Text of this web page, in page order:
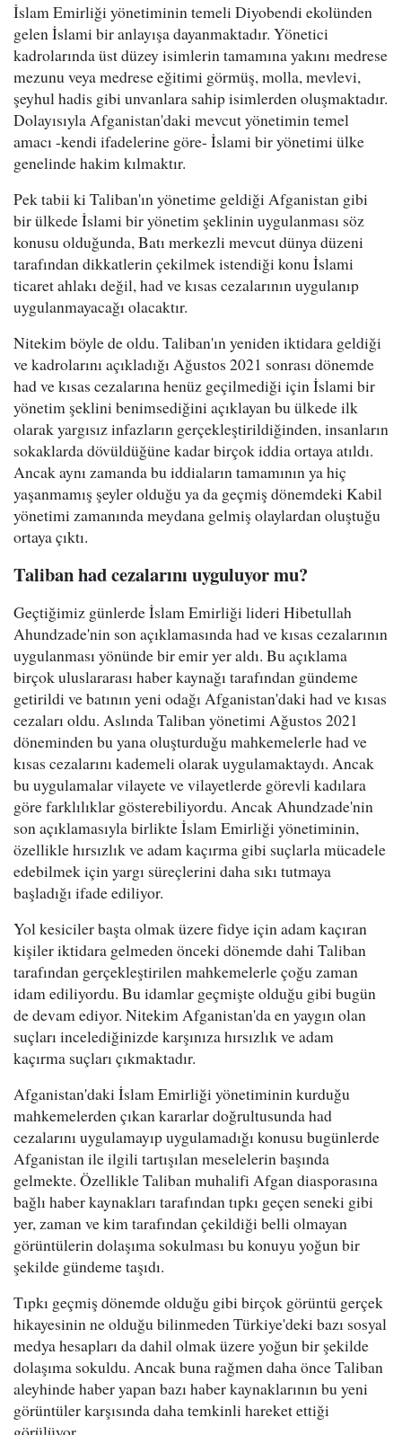
İslam Emirliği yönetiminin temeli Diyobendi ekolünden
gelen İslami bir anlayışa dayanmaktadır. Yönetici
kadrolarında üst düzey isimlerin tamamına yakını medrese
mezunu veya medrese eğitimi görmüş, molla, mevlevi,
şeyhul hadis gibi unvanlara sahip isimlerden oluşmaktadır.
Dolayısıyla Afganistan'daki mevcut yönetimin temel
amacı -kendi ifadelerine göre- İslami bir yönetimi ülke
genelinde hakim kılmaktır.
Pek tabii ki Taliban'ın yönetime geldiği Afganistan gibi
bir ülkede İslami bir yönetim şeklinin uygulanması söz
konusu olduğunda, Batı merkezli mevcut dünya düzeni
tarafından dikkatlerin çekilmek istendiği konu İslami
ticaret ahlakı değil, had ve kısas cezalarının uygulanıp
uygulanmayacağı olacaktır.
Nitekim böyle de oldu. Taliban'ın yeniden iktidara geldiği
ve kadrolarını açıkladığı Ağustos 2021 sonrası dönemde
had ve kısas cezalarına henüz geçilmediği için İslami bir
yönetim şeklini benimsediğini açıklayan bu ülkede ilk
olarak yargısız infazların gerçekleştirildiğinden, insanların
sokaklarda dövüldüğüne kadar birçok iddia ortaya atıldı.
Ancak aynı zamanda bu iddiaların tamamının ya hiç
yaşanmamış şeyler olduğu ya da geçmiş dönemdeki Kabil
yönetimi zamanında meydana gelmiş olaylardan oluştuğu
ortaya çıktı.
Taliban had cezalarını uyguluyor mu?
Geçtiğimiz günlerde İslam Emirliği lideri Hibetullah
Ahundzade'nin son açıklamasında had ve kısas cezalarının
uygulanması yönünde bir emir yer aldı. Bu açıklama
birçok uluslararası haber kaynağı tarafından gündeme
getirildi ve batının yeni odağı Afganistan'daki had ve kısas
cezaları oldu. Aslında Taliban yönetimi Ağustos 2021
döneminden bu yana oluşturduğu mahkemelerle had ve
kısas cezalarını kademeli olarak uygulamaktaydı. Ancak
bu uygulamalar vilayete ve vilayetlerde görevli kadılara
göre farklılıklar gösterebiliyordu. Ancak Ahundzade'nin
son açıklamasıyla birlikte İslam Emirliği yönetiminin,
özellikle hırsızlık ve adam kaçırma gibi suçlarla mücadele
edebilmek için yargı süreçlerini daha sıkı tutmaya
başladığı ifade ediliyor.
Yol kesiciler başta olmak üzere fidye için adam kaçıran
kişiler iktidara gelmeden önceki dönemde dahi Taliban
tarafından gerçekleştirilen mahkemelerle çoğu zaman
idam ediliyordu. Bu idamlar geçmişte olduğu gibi bugün
de devam ediyor. Nitekim Afganistan'da en yaygın olan
suçları incelediğinizde karşınıza hırsızlık ve adam
kaçırma suçları çıkmaktadır.
Afganistan'daki İslam Emirliği yönetiminin kurduğu
mahkemelerden çıkan kararlar doğrultusunda had
cezalarını uygulamayıp uygulamadığı konusu bugünlerde
Afganistan ile ilgili tartışılan meselelerin başında
gelmekte. Özellikle Taliban muhalifi Afgan diasporasına
bağlı haber kaynakları tarafından tıpkı geçen seneki gibi
yer, zaman ve kim tarafından çekildiği belli olmayan
görüntülerin dolaşıma sokulması bu konuyu yoğun bir
şekilde gündeme taşıdı.
Tıpkı geçmiş dönemde olduğu gibi birçok görüntü gerçek
hikayesinin ne olduğu bilinmeden Türkiye'deki bazı sosyal
medya hesapları da dahil olmak üzere yoğun bir şekilde
dolaşıma sokuldu. Ancak buna rağmen daha önce Taliban
aleyhinde haber yapan bazı haber kaynaklarının bu yeni
görüntüler karşısında daha temkinli hareket ettiği